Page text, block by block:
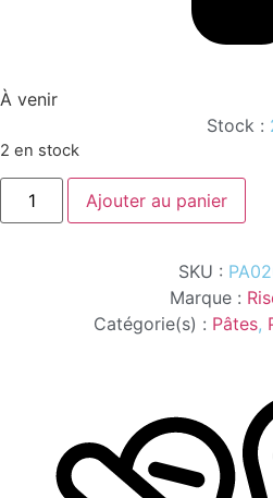
À venir
Stock :
2 en stock
quantité
LUMACHINE
Ajouter au panier
SKU :
Marque :
Catégorie(s) : Pâtes,